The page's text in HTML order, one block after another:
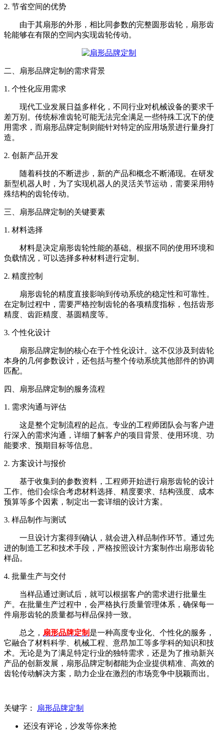
2. 节省空间的优势
由于其扇形的外形，相比同参数的完整圆形齿轮，扇形齿
轮能够在有限的空间内实现齿轮传动。
二、扇形品牌定制的需求背景
1. 个性化应用需求
现代工业发展日益多样化，不同行业对机械设备的要求千
差万别。传统标准齿轮可能无法完全满足一些特殊工况下的使
用需求，而扇形品牌定制则能针对特定的应用场景进行量身打
造。
2. 创新产品开发
随着科技的不断进步，新的产品和概念不断涌现。在研发
新型机器人时，为了实现机器人的灵活关节运动，需要采用特
殊结构的齿轮传动。
三、扇形品牌定制的关键要素
1. 材料选择
材料是决定扇形齿轮性能的基础。根据不同的使用环境和
负载情况，可以选择多种材料进行定制。
2. 精度控制
扇形齿轮的精度直接影响到传动系统的稳定性和可靠性。
在定制过程中，需要严格控制齿轮的各项精度指标，包括齿形
精度、齿距精度、基圆精度等。
3. 个性化设计
扇形品牌定制的核心在于个性化设计。这不仅涉及到齿轮
本身的几何参数设计，还包括与整个传动系统其他部件的协调
匹配。
四、扇形品牌定制的服务流程
1. 需求沟通与评估
这是整个定制流程的起点。专业的工程师团队会与客户进
行深入的需求沟通，详细了解客户的项目背景、使用环境、功
能要求、预期目标等信息。
2. 方案设计与报价
基于收集到的参数资料，工程师开始进行扇形齿轮的设计
工作。他们会综合考虑材料选择、精度要求、结构强度、成本
预算等多个因素，制定出一套详细的设计方案。
3. 样品制作与测试
一旦设计方案得到确认，就会进入样品制作环节。通过先
进的制造工艺和技术手段，严格按照设计方案制作出扇形齿轮
样品。
4. 批量生产与交付
当样品通过测试后，就可以根据客户的需求进行批量生
产。在批量生产过程中，会严格执行质量管理体系，确保每一
件扇形齿轮的质量都与样品保持一致。
总之， 扇形品牌定制 是一种高度专业化、个性化的服务，
它融合了材料科学、机械工程、意昂加工等多学科的知识和技
术。无论是为了满足特定行业的独特需求，还是为了推动新兴
产品的创新发展，扇形品牌定制都能为企业提供精准、高效的
齿轮传动解决方案，助力企业在激烈的市场竞争中脱颖而出。
关键字： 扇形品牌定制
还没有评论，沙发等你来抢